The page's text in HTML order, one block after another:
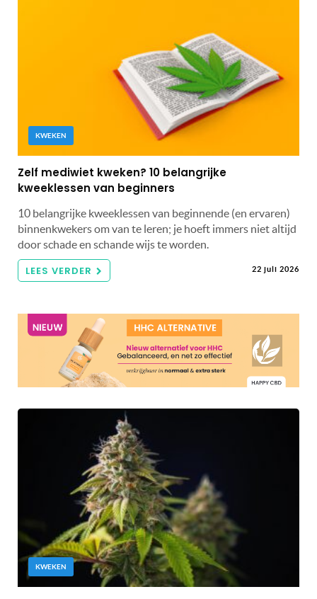
KWEKEN
Zelf mediwiet kweken? 10 belangrijke
kweeklessen van beginners
10 belangrijke kweeklessen van beginnende (en ervaren)
binnenkwekers om van te leren; je hoeft immers niet altijd
door schade en schande wijs te worden.
LEES VERDER 22 juli 2026
KWEKEN